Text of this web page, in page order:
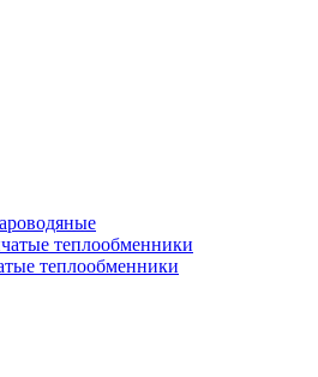
теплообменники
теплообменники